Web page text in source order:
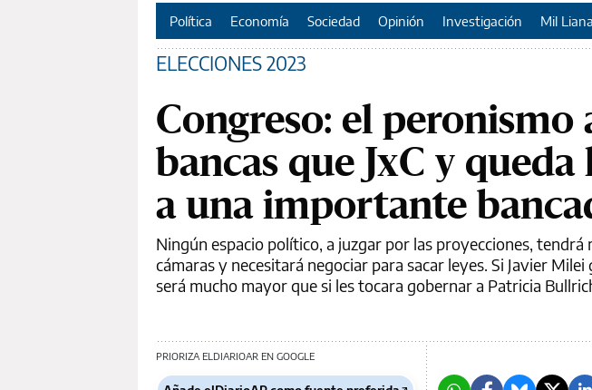
Política Economía Sociedad Opinión Investigación Mil
ELECCIONES 2023
Congreso: el peronismo
bancas que JxC y
a una importante
Ningún espacio político, a juzgar por las proyecciones,
cámaras y necesitará negociar para sacar leyes. Si Javier
será mucho mayor que si les tocara gobernar a Patricia
PRIORIZA ELDIARIOAR EN GOOGLE